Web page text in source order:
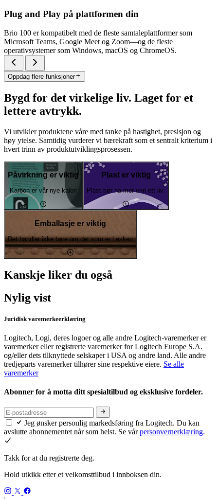
Plug and Play på plattformen din
Brio 100 er kompatibelt med de fleste samtaleplattformer som
Microsoft Teams, Google Meet og Zoom—og de fleste
operativsystemer som Windows, macOS og ChromeOS.
Oppdag flere funksjoner
Bygd for det virkelige liv. Laget for et
lettere avtrykk.
Vi utvikler produktene våre med tanke på hastighet, presisjon og
høy ytelse. Samtidig vurderer vi bærekraft som et sentralt kriterium i
hvert trinn av produktutviklingsprosessen.
Påvirkning er viktig
Karbon er vår nye kalori
Plast er viktig
Plast bør ha mer enn ett liv.
Emballasje er viktig
Det handler ikke bare om det som er i esken
Kanskje liker du også
Nylig vist
Juridisk varemerkeerklæring
Logitech, Logi, deres logoer og alle andre Logitech-varemerker er
varemerker eller registrerte varemerker for Logitech Europe S.A.
og/eller dets tilknyttede selskaper i USA og andre land. Alle andre
tredjeparts varemerker tilhører sine respektive eiere. Se alle
varemerker
Abonner for å motta ditt spesialtilbud og eksklusive fordeler.
Jeg ønsker personlig markedsføring fra Logitech. Du kan
avslutte abonnementet når som helst. Se vårpersonvernerklæring.
Takk for at du registrerte deg.
Hold utkikk etter et velkomsttilbud i innboksen din.